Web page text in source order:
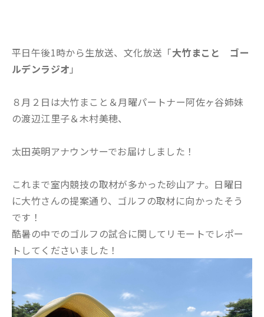
平日午後1時から生放送、文化放送「大竹まこと ゴー
ルデンラジオ 」
８月２日は大竹まこと＆月曜パートナー阿佐ヶ谷姉妹
の渡辺江里子＆木村美穂、
太田英明アナウンサーでお届けしました！
これまで室内競技の取材が多かった砂山アナ。日曜日
に大竹さんの提案通り、ゴルフの取材に向かったそう
です！
酷暑の中でのゴルフの試合に関してリモートでレポー
トしてくださいました！